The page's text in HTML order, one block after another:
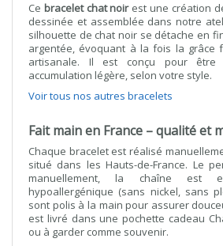
Ce bracelet chat noirest une création
dessinée et assemblée dans notre
silhouette de chat noir se détache en
argentée, évoquant à la fois la grâce
artisanale. Il est conçu pour
accumulation légère, selon votre style.
Voir tous nos autres bracelets
Fait main en France – qualité et
Chaque bracelet est réalisé
situé dans les Hauts-de-France. Le
manuellement, la chaîne est
hypoallergénique (sans nickel, sans
sont polis à la main pour assurer
est livré dans une pochette cadeau
ou à garder comme souvenir.